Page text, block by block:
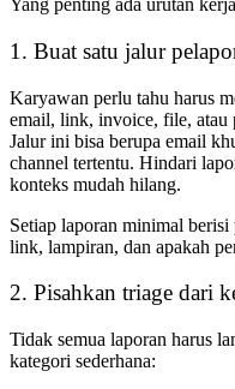
Yang penting ada urutan
1. Buat satu jalur
Karyawan perlu tahu harus
email, link, invoice, file, atau
Jalur ini bisa berupa email
channel tertentu. Hindari
konteks mudah hilang.
Setiap laporan minimal
link, lampiran, dan apakah
2. Pisahkan triage dari
Tidak semua laporan harus
kategori sederhana: